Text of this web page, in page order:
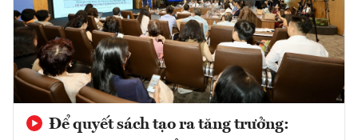
Để quyết sách tạo ra tăng trưởng: